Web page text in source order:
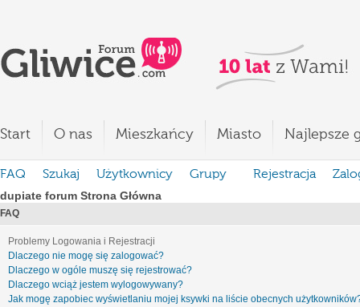
Start O nas Mieszkańcy Miasto Najlepsze
FAQ Szukaj Użytkownicy Grupy Rejestracja
dupiate forum Strona Główna
FAQ
Problemy Logowania i Rejestracji
Dlaczego nie mogę się zalogować?
Dlaczego w ogóle muszę się rejestrować?
Dlaczego wciąż jestem wylogowywany?
Jak mogę zapobiec wyświetlaniu mojej ksywki na liście obecnych